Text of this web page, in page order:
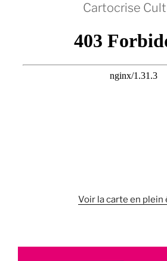
Cartocrise
Voir la carte en plein